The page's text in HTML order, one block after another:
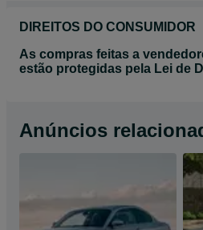
DIREITOS DO CONSUMIDOR
As compras feitas a
estão protegidas pela Lei de
Anúncios